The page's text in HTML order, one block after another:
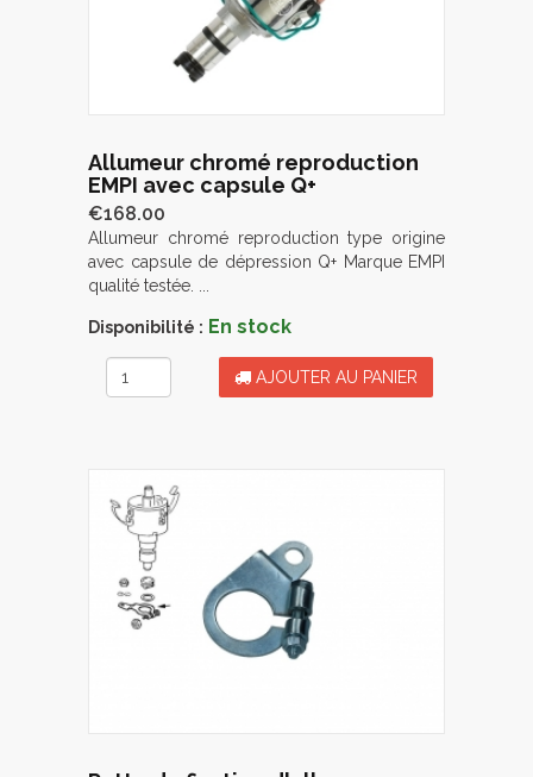
Allumeur chromé reproduction
EMPI avec capsule Q+
€168.00
Allumeur chromé reproduction type origine
avec capsule de dépression Q+ Marque EMPI
qualité testée. ...
Disponibilité : En stock
AJOUTER AU PANIER